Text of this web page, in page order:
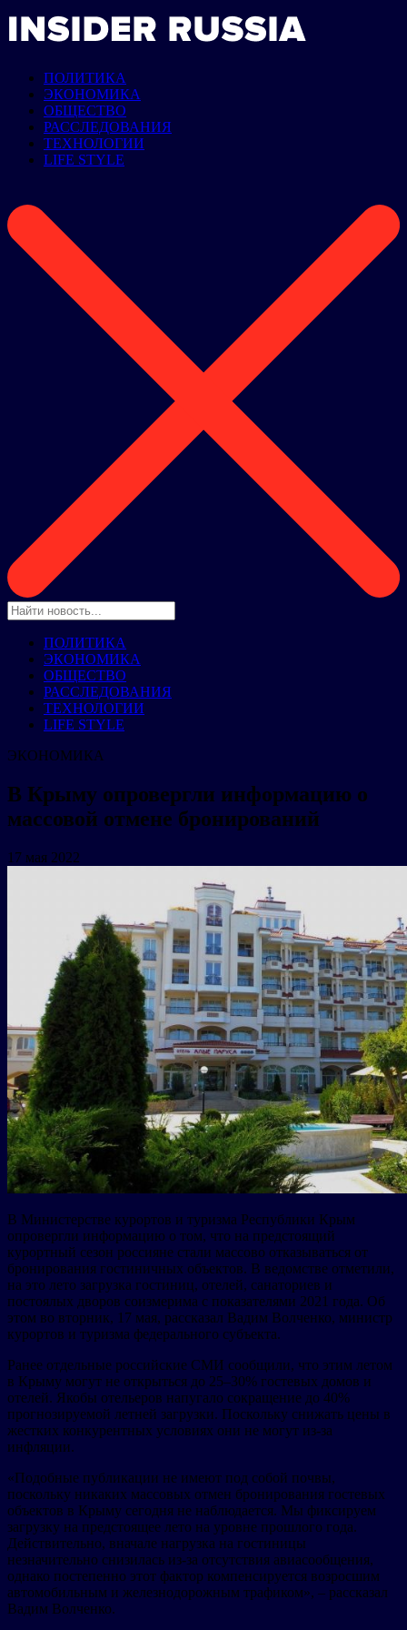
ПОЛИТИКА
ЭКОНОМИКА
ОБЩЕСТВО
РАССЛЕДОВАНИЯ
ТЕХНОЛОГИИ
LIFE STYLE
ПОЛИТИКА
ЭКОНОМИКА
ОБЩЕСТВО
РАССЛЕДОВАНИЯ
ТЕХНОЛОГИИ
LIFE STYLE
ЭКОНОМИКА
В Крыму опровергли информацию о
массовой отмене бронирований
17 мая 2022
В Министерстве курортов и туризма Республики Крым
опровергли информацию о том, что на предстоящий
курортный сезон россияне стали массово отказываться от
бронирования гостиничных объектов. В ведомстве отметили,
на это лето загрузка гостиниц, отелей, санаториев и
постоялых дворов соизмерима с показателями 2021 года. Об
этом во вторник, 17 мая, рассказал Вадим Волченко, министр
курортов и туризма федерального субъекта.
Ранее отдельные российские СМИ сообщили, что этим летом
в Крыму могут не открыться до 25–30% гостевых домов и
отелей. Якобы отельеров напугало сокращение до 40%
прогнозируемой летней загрузки. Поскольку снижать цены в
жестких конкурентных условиях они не могут из-за
инфляции.
«Подобные публикации не имеют под собой почвы,
поскольку никаких массовых отмен бронирования гостевых
объектов в Крыму сегодня не наблюдается. Мы фиксируем
загрузку на предстоящее лето на уровне прошлого года.
Действительно, вначале нагрузка на гостиницы
незначительно снизилась из-за отсутствия авиасообщения,
однако постепенно этот фактор компенсируется возросшим
автомобильным и железнодорожным трафиком», – рассказал
Вадим Волченко.